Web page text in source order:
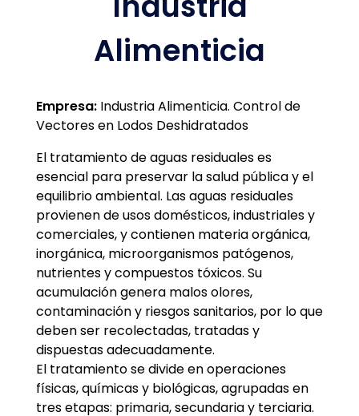
Alimenticia
Empresa: Industria Alimenticia. Control de
Vectores en Lodos Deshidratados
El tratamiento de aguas residuales es
esencial para preservar la salud pública y el
equilibrio ambiental. Las aguas residuales
provienen de usos domésticos, industriales y
comerciales, y contienen materia orgánica,
inorgánica, microorganismos patógenos,
nutrientes y compuestos tóxicos. Su
acumulación genera malos olores,
contaminación y riesgos sanitarios, por lo que
deben ser recolectadas, tratadas y
dispuestas adecuadamente.
El tratamiento se divide en operaciones
físicas, químicas y biológicas, agrupadas en
tres etapas: primaria, secundaria y terciaria.